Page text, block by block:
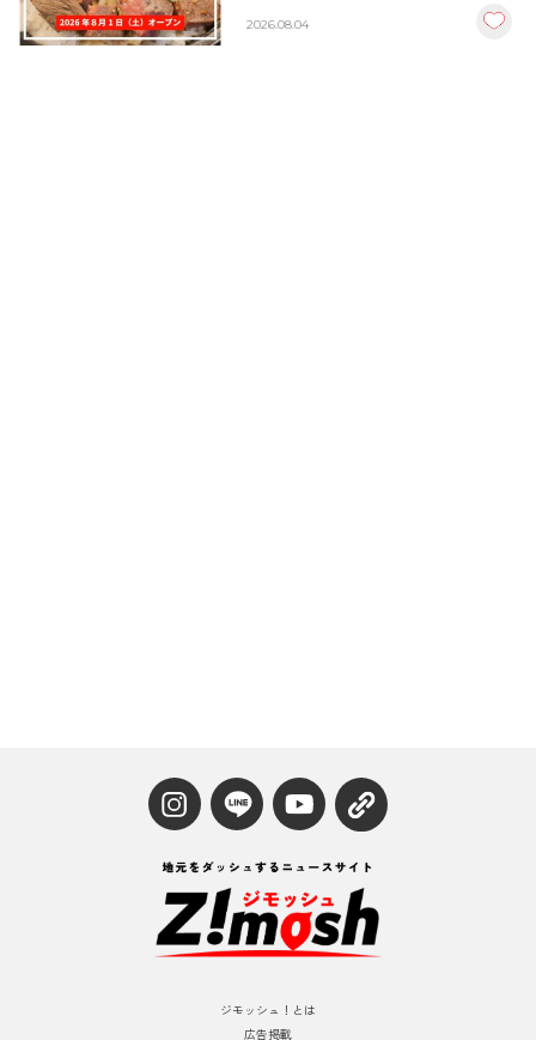
2026.08.04
ジモッシュ！とは
広告掲載